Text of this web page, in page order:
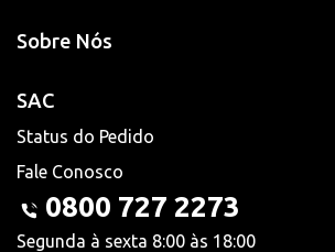
Sobre Nós
SAC
Status do Pedido
Fale Conosco
0800 727 2273
Segunda à sexta 8:00 às 18:00